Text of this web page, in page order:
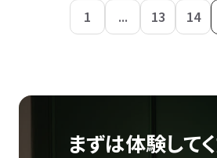
1 ... 13 14
まずは体験して